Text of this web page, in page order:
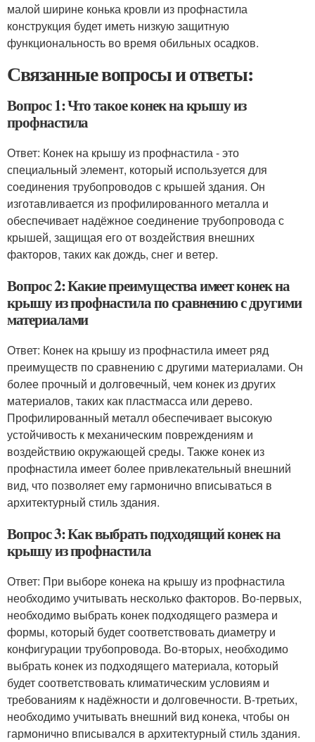
малой ширине конька кровли из профнастила
конструкция будет иметь низкую защитную
функциональность во время обильных осадков.
Связанные вопросы и ответы:
Вопрос 1: Что такое конек на крышу из
профнастила
Ответ: Конек на крышу из профнастила - это
специальный элемент, который используется для
соединения трубопроводов с крышей здания. Он
изготавливается из профилированного металла и
обеспечивает надёжное соединение трубопровода с
крышей, защищая его от воздействия внешних
факторов, таких как дождь, снег и ветер.
Вопрос 2: Какие преимущества имеет конек на
крышу из профнастила по сравнению с другими
материалами
Ответ: Конек на крышу из профнастила имеет ряд
преимуществ по сравнению с другими материалами. Он
более прочный и долговечный, чем конек из других
материалов, таких как пластмасса или дерево.
Профилированный металл обеспечивает высокую
устойчивость к механическим повреждениям и
воздействию окружающей среды. Также конек из
профнастила имеет более привлекательный внешний
вид, что позволяет ему гармонично вписываться в
архитектурный стиль здания.
Вопрос 3: Как выбрать подходящий конек на
крышу из профнастила
Ответ: При выборе конека на крышу из профнастила
необходимо учитывать несколько факторов. Во-первых,
необходимо выбрать конек подходящего размера и
формы, который будет соответствовать диаметру и
конфигурации трубопровода. Во-вторых, необходимо
выбрать конек из подходящего материала, который
будет соответствовать климатическим условиям и
требованиям к надёжности и долговечности. В-третьих,
необходимо учитывать внешний вид конека, чтобы он
гармонично вписывался в архитектурный стиль здания.